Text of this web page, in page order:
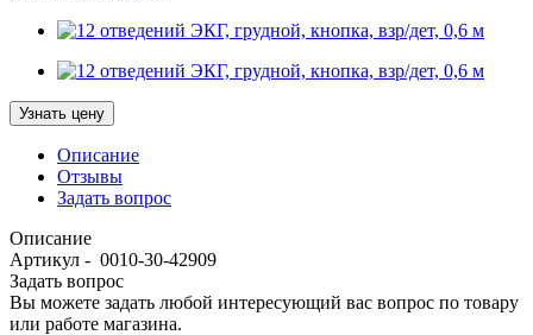
Узнать цену
Описание
Отзывы
Задать вопрос
Описание
Артикул - 0010-30-42909
Задать вопрос
Вы можете задать любой интересующий вас вопрос по товару
или работе магазина.